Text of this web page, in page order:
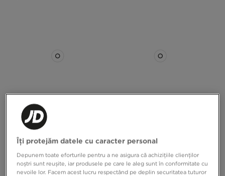
HM PNT
119,99 RON
FLC OH PANT
199,99 RON
Îți protejăm datele cu caracter personal
Depunem toate eforturile pentru a ne asigura că achizițiile clienților
noștri sunt reușite, iar produsele pe care le aleg sunt în conformitate cu
nevoile lor. Facem acest lucru respectând pe deplin securitatea tuturor